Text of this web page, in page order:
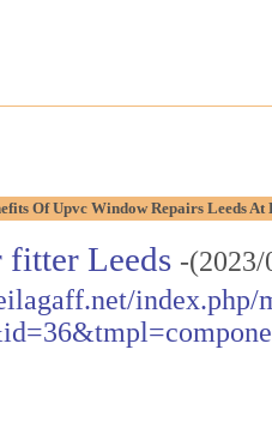
Of Upvc Window Repairs Leeds
fitter Leeds -
index.php/